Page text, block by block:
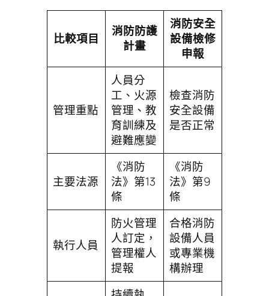
比較項目
消防防護
計畫
消防安全
設備檢修
申報
管理重點
人員分
工、火源
管理、教
育訓練及
避難應變
檢查消防
安全設備
是否正常
主要法源
《消防
法》第13
條
《消防
法》第9
條
執行人員
防火管理
人訂定，
管理權人
提報
合格消防
設備人員
或專業機
構辦理